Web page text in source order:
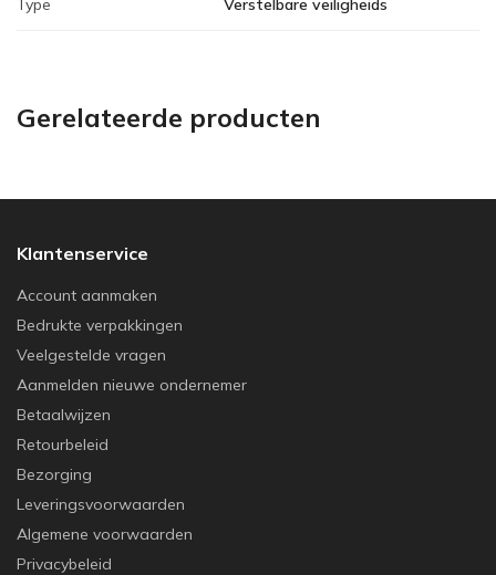
Type Verstelbare veiligheids
Gerelateerde producten
Klantenservice
Account aanmaken
Bedrukte verpakkingen
Veelgestelde vragen
Aanmelden nieuwe ondernemer
Betaalwijzen
Retourbeleid
Bezorging
Leveringsvoorwaarden
Algemene voorwaarden
Privacybeleid